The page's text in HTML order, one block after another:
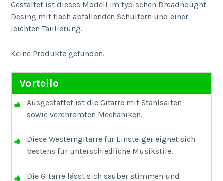
Gestaltet ist dieses Modell im typischen Dreadnought-
Desing mit flach abfallenden Schultern und einer
leichten Taillierung.
Keine Produkte gefunden.
Vorteile
Ausgestattet ist die Gitarre mit Stahlsaiten
sowie verchromten Mechaniken.
Diese Westerngitarre für Einsteiger eignet sich
bestens für unterschiedliche Musikstile.
Die Gitarre lässt sich sauber stimmen und